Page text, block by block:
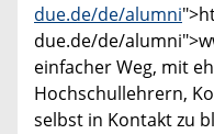
due.de/de/alumni
due.de/de/
einfacher Weg, mit
Hochschullehrern,
selbst in Kontakt zu